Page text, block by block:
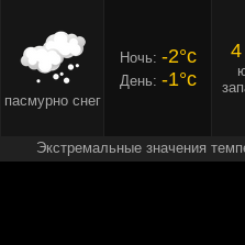
пасмурно снег
Ночь: -2°c
День: -1°c
Экстремальные значения